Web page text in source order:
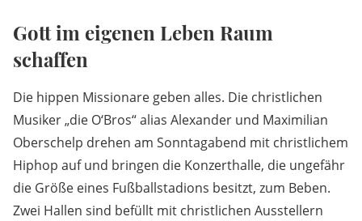
Gott im eigenen Leben Raum
schaffen
Die hippen Missionare geben alles. Die christlichen
Musiker „die O‘Bros“ alias Alexander und Maximilian
Oberschelp drehen am Sonntagabend mit christlichem
Hiphop auf und bringen die Konzerthalle, die ungefähr
die Größe eines Fußballstadions besitzt, zum Beben.
Zwei Hallen sind befüllt mit christlichen Ausstellern